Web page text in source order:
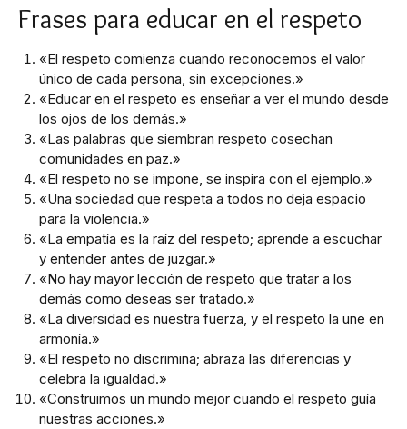
Frases para educar en el respeto
«El respeto comienza cuando reconocemos el valor
único de cada persona, sin excepciones.»
«Educar en el respeto es enseñar a ver el mundo desde
los ojos de los demás.»
«Las palabras que siembran respeto cosechan
comunidades en paz.»
«El respeto no se impone, se inspira con el ejemplo.»
«Una sociedad que respeta a todos no deja espacio
para la violencia.»
«La empatía es la raíz del respeto; aprende a escuchar
y entender antes de juzgar.»
«No hay mayor lección de respeto que tratar a los
demás como deseas ser tratado.»
«La diversidad es nuestra fuerza, y el respeto la une en
armonía.»
«El respeto no discrimina; abraza las diferencias y
celebra la igualdad.»
«Construimos un mundo mejor cuando el respeto guía
nuestras acciones.»